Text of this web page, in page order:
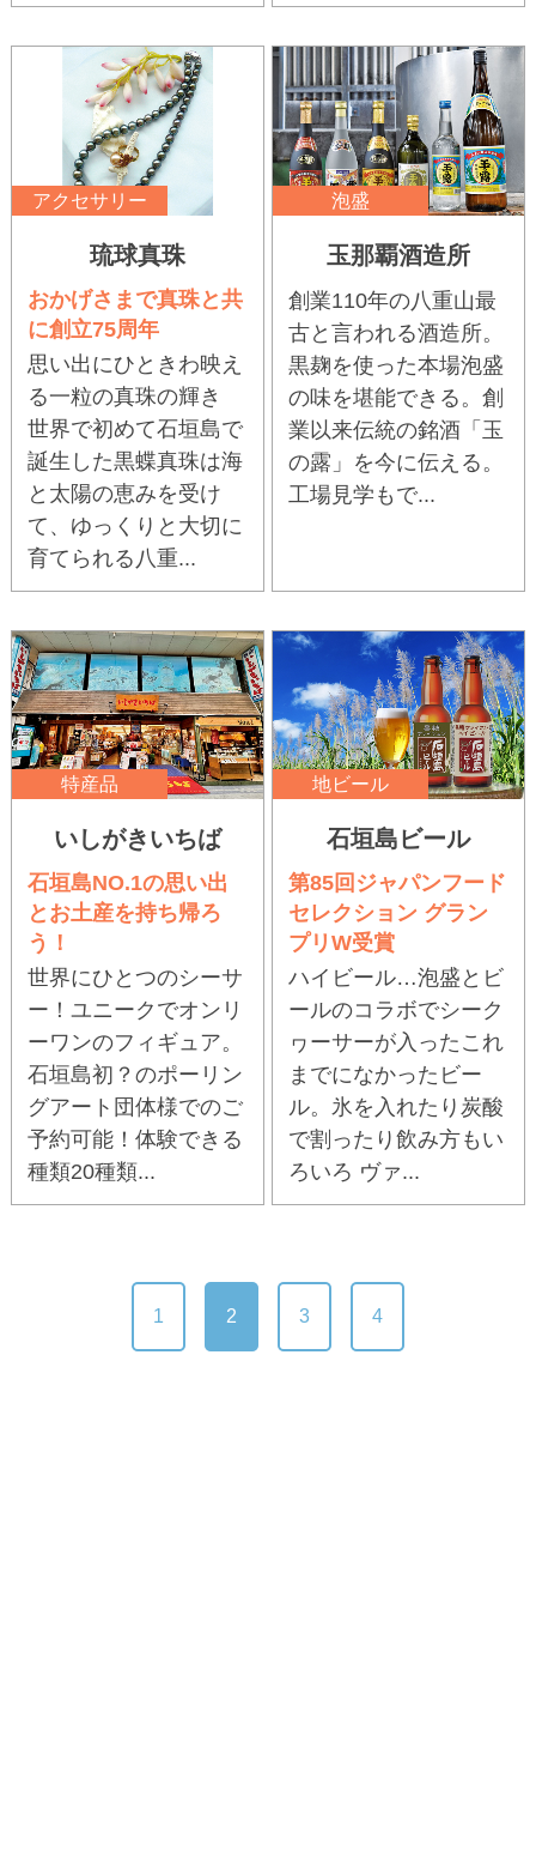
アクセサリー
琉球真珠
おかげさまで真珠と共
に創立75周年
思い出にひときわ映え
る一粒の真珠の輝き
世界で初めて石垣島で
誕生した黒蝶真珠は海
と太陽の恵みを受け
て、ゆっくりと大切に
育てられる八重...
泡盛
玉那覇酒造所
創業110年の八重山最
古と言われる酒造所。
黒麹を使った本場泡盛
の味を堪能できる。創
業以来伝統の銘酒「玉
の露」を今に伝える。
工場見学もで...
特産品
いしがきいちば
石垣島NO.1の思い出
とお土産を持ち帰ろ
う！
世界にひとつのシーサ
ー！ユニークでオンリ
ーワンのフィギュア。
石垣島初？のポーリン
グアート団体様でのご
予約可能！体験できる
種類20種類...
地ビール
石垣島ビール
第85回ジャパンフード
セレクション グラン
プリW受賞
ハイビール…泡盛とビ
ールのコラボでシーク
ヮーサーが入ったこれ
までになかったビー
ル。氷を入れたり炭酸
で割ったり飲み方もい
ろいろ ヴァ...
1 2 3 4